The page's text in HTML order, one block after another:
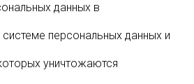
данных в
персональных данных и
уничтожаются